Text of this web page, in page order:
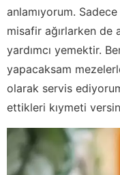
anlamıyorum.
misafir ağırlarken de
yardımcı yemektir.
yapacaksam
olarak servis
ettikleri kıymeti